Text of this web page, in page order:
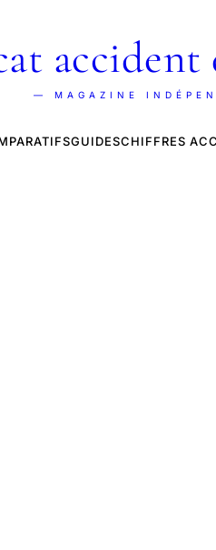
accident
— MAGAZINE
GUIDESCHIFFRES